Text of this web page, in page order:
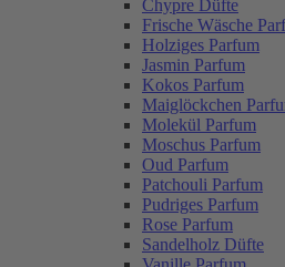
Chypre Düfte
Frische Wäsche
Holziges Parfum
Jasmin Parfum
Kokos Parfum
Maiglöckchen
Molekül Parfum
Moschus Parfum
Oud Parfum
Patchouli Parfum
Pudriges Parfum
Rose Parfum
Sandelholz Düfte